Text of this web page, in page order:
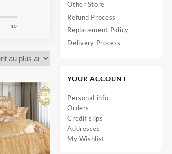
10
Other Store
Refund Process
Replacement Policy
Delivery Process
YOUR ACCOUNT
Personal info
Orders
Credit slips
Addresses
My Wishlist